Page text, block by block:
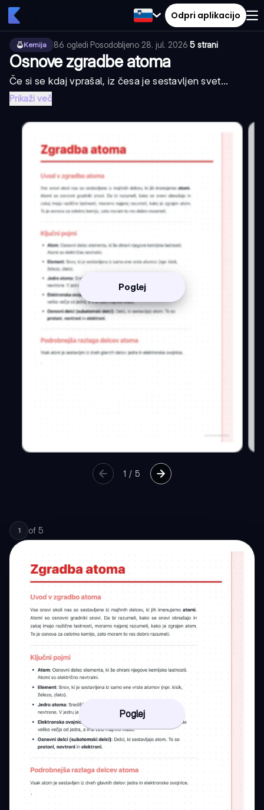
Odpri aplikacijo
Kemija 86 ogledi·Posodobljeno 28. jul. 2026·5 strani
Osnove zgradbe atoma
Če si se kdaj vprašal, iz česa je sestavljen svet...
Prikaži več
Poglej
1 /5
1 of 5
Poglej